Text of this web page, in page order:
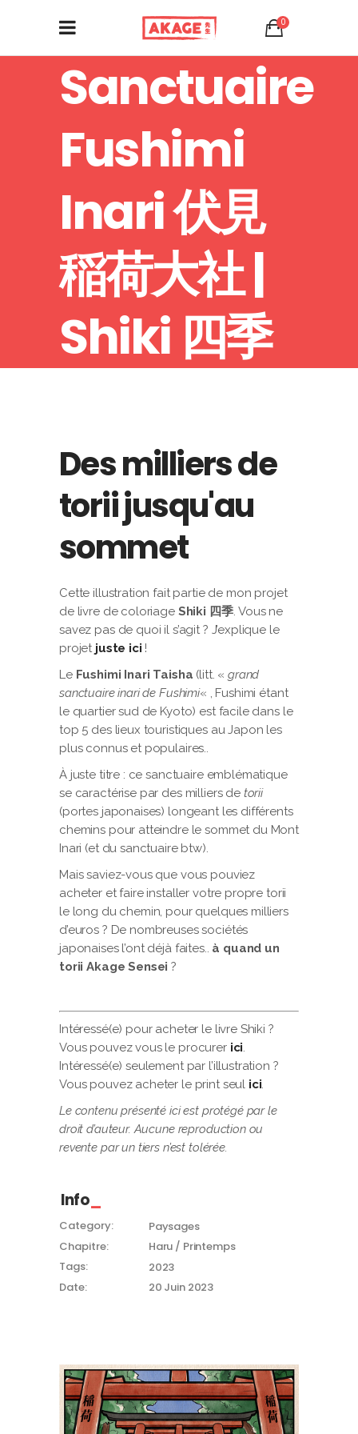
0
Sanctuaire
Fushimi
Inari 伏見
稲荷大社 |
Shiki 四季
Des milliers de
torii jusqu'au
sommet
Cette illustration fait partie de mon projet
de livre de coloriage Shiki 四季. Vous ne
savez pas de quoi il s’agit ? J’explique le
projet juste ici !
Le Fushimi Inari Taisha (litt. «grand
sanctuaire inari de Fushimi« , Fushimi étant
le quartier sud de Kyoto) est facile dans le
top 5 des lieux touristiques au Japon les
plus connus et populaires..
À juste titre : ce sanctuaire emblématique
se caractérise par des milliers de torii
(portes japonaises) longeant les différents
chemins pour atteindre le sommet du Mont
Inari (et du sanctuaire btw).
Mais saviez-vous que vous pouviez
acheter et faire installer votre propre torii
le long du chemin, pour quelques milliers
d’euros ? De nombreuses sociétés
japonaises l’ont déjà faites.. à quand un
torii Akage Sensei ?
Intéressé(e) pour acheter le livre Shiki ?
Vous pouvez vous le procurer ici.
Intéressé(e) seulement par l’illustration ?
Vous pouvez acheter le print seul ici.
Le contenu présenté ici est protégé par le
droit d’auteur. Aucune reproduction ou
revente par un tiers n’est tolérée.
Info
Category:
Paysages
Chapitre:
Haru / Printemps
Tags:
2023
Date:
20 Juin 2023